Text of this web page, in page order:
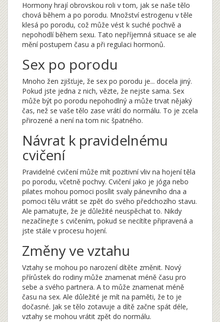
Hormony hrají obrovskou roli v tom, jak se naše tělo
chová během a po porodu. Množství estrogenu v těle
klesá po porodu, což může vést k suché pochvě a
nepohodlí během sexu. Tato nepříjemná situace se ale
mění postupem času a při regulaci hormonů.
Sex po porodu
Mnoho žen zjišťuje, že sex po porodu je... docela jiný.
Pokud jste jedna z nich, vězte, že nejste sama. Sex
může být po porodu nepohodlný a může trvat nějaký
čas, než se vaše tělo zase vrátí do normálu. To je zcela
přirozené a není na tom nic špatného.
Návrat k pravidelnému
cvičení
Pravidelné cvičení může mít pozitivní vliv na hojení těla
po porodu, včetně pochvy. Cvičení jako je jóga nebo
pilates mohou pomoci posílit svaly pánevního dna a
pomoci tělu vrátit se zpět do svého předchozího stavu.
Ale pamatujte, že je důležité neuspěchat to. Nikdy
nezačínejte s cvičením, pokud se necítíte připravená a
jste stále v procesu hojení.
Změny ve vztahu
Vztahy se mohou po narození dítěte změnit. Nový
přírůstek do rodiny může znamenat méně času pro
sebe a svého partnera. A to může znamenat méně
času na sex. Ale důležité je mít na paměti, že to je
dočasné. Jak se tělo zotavuje a dítě začne spát déle,
vztahy se mohou vrátit zpět do normálu.